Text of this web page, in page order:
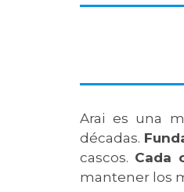
Arai es una
décadas.
cascos. Cada
mantener los